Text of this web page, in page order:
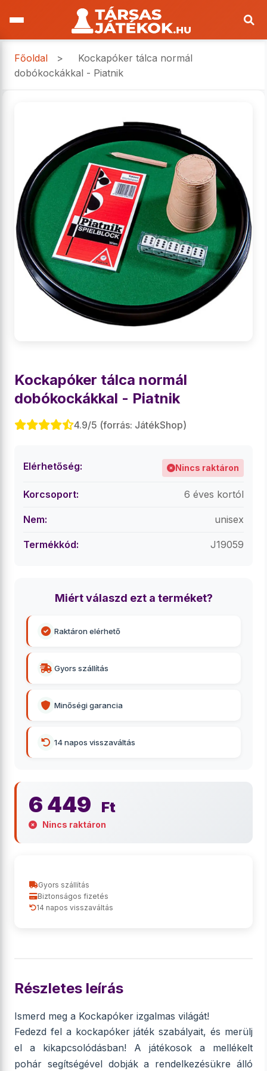
Főoldal >
Kockapóker tálca normál
dobókockákkal - Piatnik
Kockapóker tálca normál
dobókockákkal - Piatnik
4.9/5 (forrás: JátékShop)
Elérhetőség: Nincs raktáron
Korcsoport: 6 éves kortól
Nem: unisex
Termékkód: J19059
Miért válaszd ezt a terméket?
Raktáron elérhető
Gyors szállítás
Minőségi garancia
14 napos visszaváltás
6 449 Ft
Nincs raktáron
Gyors szállítás
Biztonságos fizetés
14 napos visszaváltás
Részletes leírás
Ismerd meg a Kockapóker izgalmas világát!
Fedezd fel a kockapóker játék szabályait, és merülj
el a kikapcsolódásban! A játékosok a mellékelt
pohár segítségével dobják a rendelkezésükre álló